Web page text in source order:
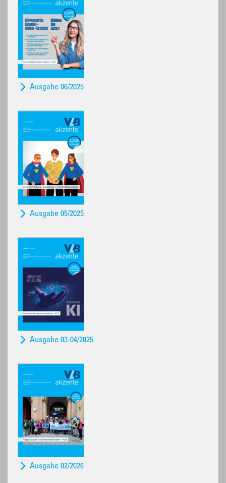
Ausgabe 06/2025
Ausgabe 05/2025
Ausgabe 03-04/2025
Ausgabe 02/2026